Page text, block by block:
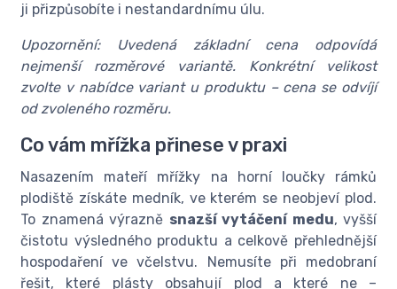
ji přizpůsobíte i nestandardnímu úlu.
Upozornění: Uvedená základní cena odpovídá
nejmenší rozměrové variantě. Konkrétní velikost
zvolte v nabídce variant u produktu – cena se odvíjí
od zvoleného rozměru.
Co vám mřížka přinese v praxi
Nasazením mateří mřížky na horní loučky rámků
plodiště získáte medník, ve kterém se neobjeví plod.
To znamená výrazně snazší vytáčení medu, vyšší
čistotu výsledného produktu a celkově přehlednější
hospodaření ve včelstvu. Nemusíte při medobraní
řešit, které plásty obsahují plod a které ne –